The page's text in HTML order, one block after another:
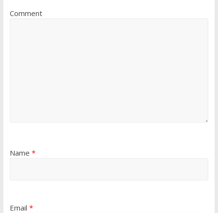
Comment
Name *
Email *